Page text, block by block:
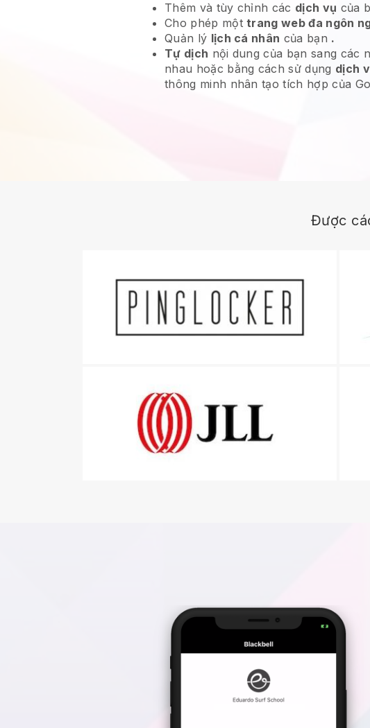
Thêm và tùy chỉnh các dịch vụ của
Cho phép mộttrang web đa ngôn
Quản lý lịch cá nhân của bạn .
Tự dịch nội dung của bạn sang các
nhau hoặc bằng cách sử dụng dịch
thông minh nhân tạo tích hợp của
Được